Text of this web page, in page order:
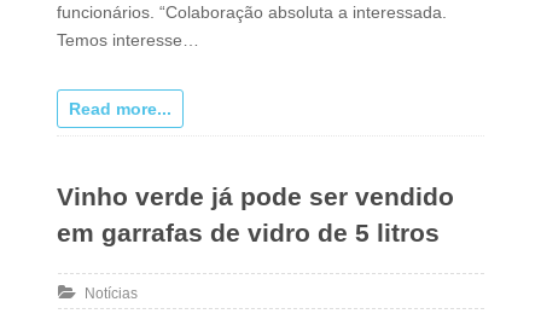
funcionários. “Colaboração absoluta a interessada.
Temos interesse…
Read more...
Vinho verde já pode ser vendido
em garrafas de vidro de 5 litros
Notícias